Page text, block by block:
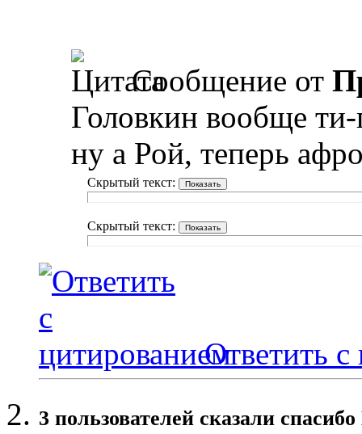
Сообщение от
Головкин вообще ти-
ну а Рой, теперь
Скрытый текст:
Скрытый текст:
Ответить с
3 пользователей сказали